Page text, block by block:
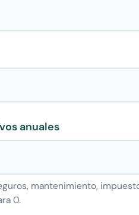
anuales
mantenimiento,
0.